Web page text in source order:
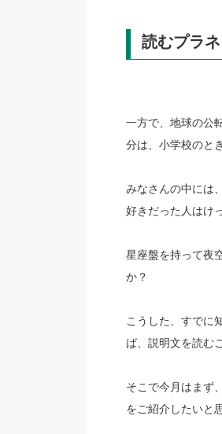
読むプラ
一方で、地球の公
分は、小学校のと
みなさんの中には
好きだった人はけ
星座盤を持って夜
か？
こうした、すでに
ば、説明文を読む
そこで今月はまず、
をご紹介したいと